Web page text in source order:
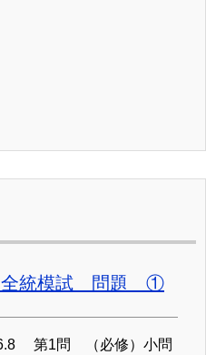
全統模試 問題 ①
第1問 （必修）小問